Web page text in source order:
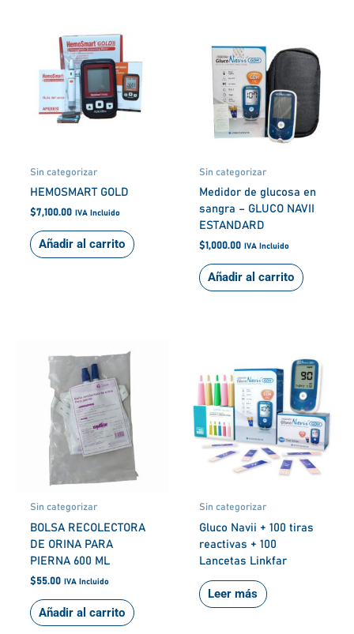
Sin categorizar
HEMOSMART GOLD
$7,100.00 IVA Incluido
Añadir al carrito
Sin categorizar
Medidor de glucosa en
sangra – GLUCO NAVII
ESTANDARD
$1,000.00 IVA Incluido
Añadir al carrito
Sin categorizar
BOLSA RECOLECTORA
DE ORINA PARA
PIERNA 600 ML
$55.00 IVA Incluido
Añadir al carrito
Sin categorizar
Gluco Navii + 100 tiras
reactivas + 100
Lancetas Linkfar
Leer más